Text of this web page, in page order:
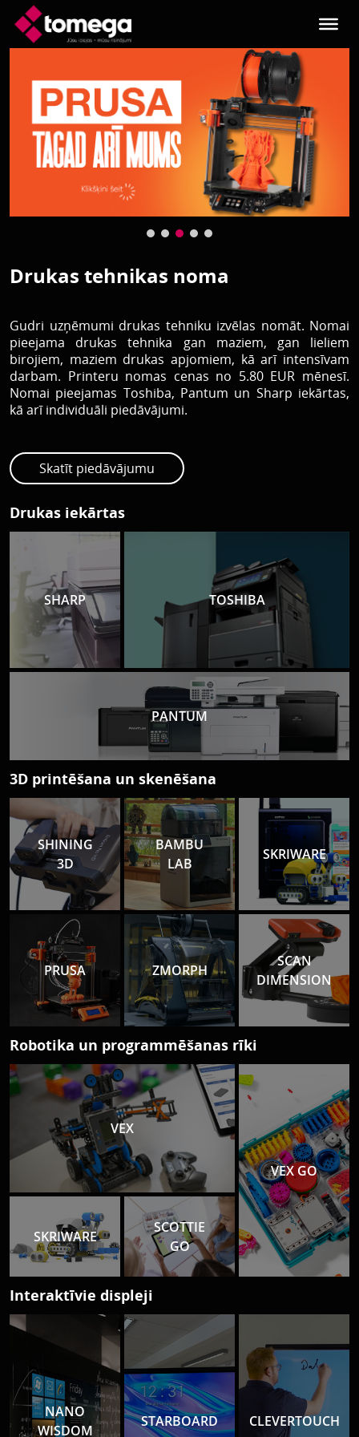
Skip to main content
Drukas tehnikas noma
Gudri uzņēmumi drukas tehniku izvēlas nomāt. Nomai
pieejama drukas tehnika gan maziem, gan lieliem
birojiem, maziem drukas apjomiem, kā arī intensīvam
darbam. Printeru nomas cenas no 5.80 EUR mēnesī.
Nomai pieejamas Toshiba, Pantum un Sharp iekārtas,
kā arī individuāli piedāvājumi.
Skatīt piedāvājumu
Drukas iekārtas
TOSHIBA
SHARP
PANTUM
3D printēšana un skenēšana
SHINING
3D
PRUSA
BAMBU
LAB
ZMORPH
SKRIWARE
SCAN
DIMENSION
Robotika un programmēšanas rīki
VEX
SKRIWARE
SCOTTIE
GO
VEX GO
Interaktīvie displeji
NANO
WISDOM
STARBOARD CLEVERTOUCH